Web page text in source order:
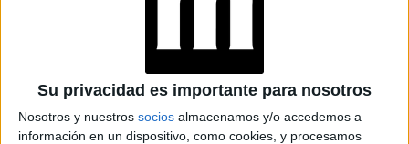
Su privacidad es importante para nosotros
Nosotros y nuestros socios almacenamos y/o accedemos a
información en un dispositivo, como cookies, y procesamos
SOCIEDAD
Taylor Swift se casó: todo lo
que se sabe de la boda más
esperada del año